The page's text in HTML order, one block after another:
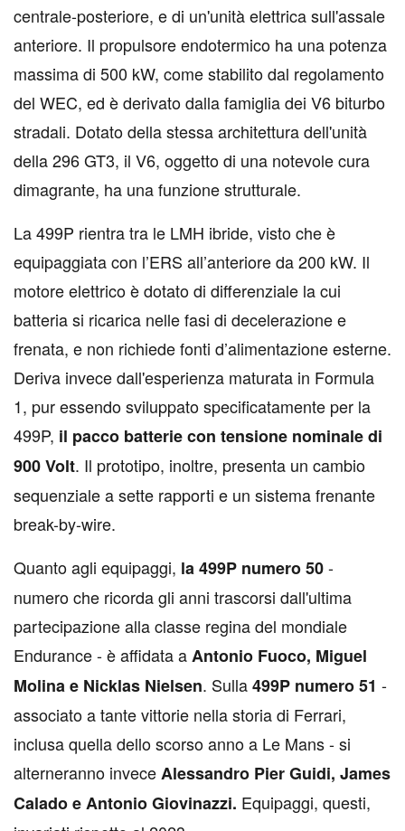
centrale-posteriore, e di un'unità elettrica sull'assale
anteriore. Il propulsore endotermico ha una potenza
massima di 500 kW, come stabilito dal regolamento
del WEC, ed è derivato dalla famiglia dei V6 biturbo
stradali. Dotato della stessa architettura dell'unità
della 296 GT3, il V6, oggetto di una notevole cura
dimagrante, ha una funzione strutturale.
La 499P rientra tra le LMH ibride, visto che è
equipaggiata con l’ERS all’anteriore da 200 kW. Il
motore elettrico è dotato di differenziale la cui
batteria si ricarica nelle fasi di decelerazione e
frenata, e non richiede fonti d’alimentazione esterne.
Deriva invece dall'esperienza maturata in Formula
1, pur essendo sviluppato specificatamente per la
499P, il pacco batterie con tensione nominale di
900 Volt. Il prototipo, inoltre, presenta un cambio
sequenziale a sette rapporti e un sistema frenante
break-by-wire.
Quanto agli equipaggi, la 499P numero 50-
numero che ricorda gli anni trascorsi dall'ultima
partecipazione alla classe regina del mondiale
Endurance - è affidata aAntonio Fuoco, Miguel
Molina e Nicklas Nielsen. Sulla499P numero 51 -
associato a tante vittorie nella storia di Ferrari,
inclusa quella dello scorso anno a Le Mans - si
alterneranno inveceAlessandro Pier Guidi, James
Calado e Antonio Giovinazzi. Equipaggi, questi,